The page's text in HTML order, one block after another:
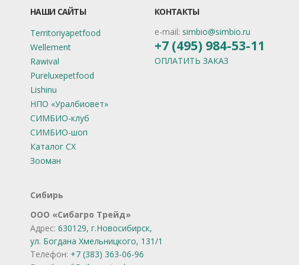
НАШИ САЙТЫ
Territoriyapetfood
Wellement
Rawival
Pureluxepetfood
Lishinu
НПО «Уралбиовет»
СИМБИО-клуб
СИМБИО-шоп
Каталог СХ
Зооман
КОНТАКТЫ
e-mail: simbio@simbio.ru
+7 (495) 984-53-11
ОПЛАТИТЬ ЗАКАЗ
Сибирь
OOO «Сибагро Трейд»
Адрес: 630129, г.Новосибирск,
ул. Богдана Хмельницкого, 131/1
Телефон: +7 (383) 363-06-96